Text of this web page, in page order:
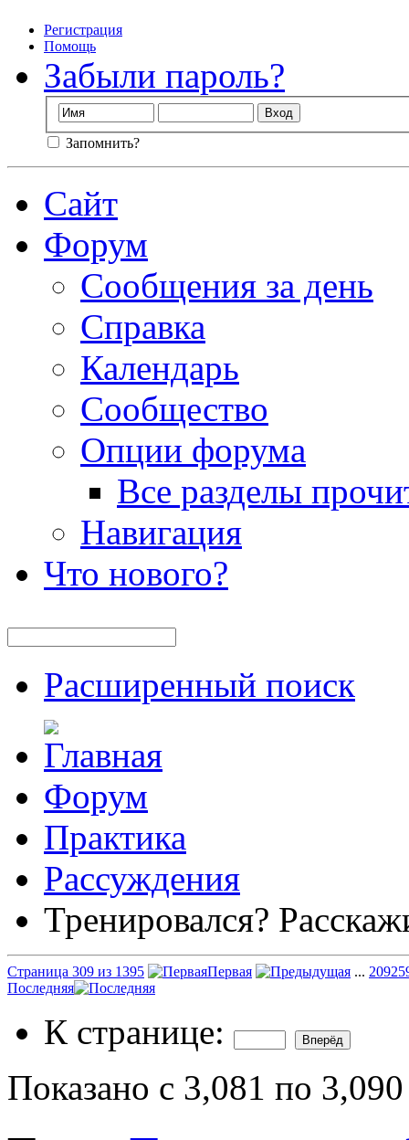
Регистрация
Помощь
Забыли пароль?
Запомнить?
Сайт
Форум
Сообщения за день
Справка
Календарь
Сообщество
Опции форума
Все разделы
Навигация
Что нового?
Расширенный поиск
Форум
Практика
Рассуждения
Тренировался?
Страница 309 из 1395 Первая ... 209
Последняя
К странице:
Показано с 3,081 по